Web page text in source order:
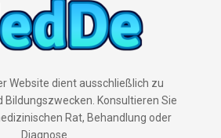
Website dient ausschließlich zu
Bildungszwecken. Konsultieren Sie
Rat, Behandlung oder
Diagnose.